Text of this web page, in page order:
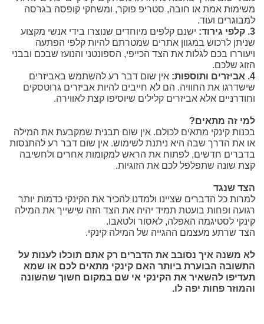
משימות אמת או חובה, סטריפ פוקר, ומשחקי קופסה בגרסה
למבוגרים ועוד.
3. קלפי גירוד:
ישנם קלפים מיוחדים שנוצרו בידי אנשי מקצוע
שניתן לרכוש במגוון אתרים שמטרתם להיות קלפי הפתעה
ויעוררו בכם לגלות את הצד הכייפי, הספונטני והנועז שבכם ובבני
הזוג שלכם.
4. אביזרים ותוספות:
אין שום דבר רע להשתמש באביזרים
שישדרגו את החוויה. הם לא חייבים להיות אביזרים גרוטסקים
וחודרניים אלא אביזרים קלילים שיוסיפו קצת לאווירה.
למי זה מתאים?
בכנות קינקי מתאים לכולם. אין שום תבנית שמקבעת את המילה
או את הדרך שבה היא ניתנת לשימוש. אין שום דבר רע להתנסות
בדברים חדשים, לפתוח את הראש למקומות אחרים ולחשיבה
קצת שונה שתפלפל לכם את הזוגיות.
הצד שנגד
למרות כל הדברים שציינו ולמדנו להכיר את הקינקי כדמות יותר
רגועה ופחות בועטת תמיד יהיה את הצד הזה שישייך את המילה
קינקי לסטיגמה האפלה, לאסור ולטאבו.
הצד שרתע מעצמם ההגייה של המילה קינקי.
לא משנה איך נסובב את הדברים רק אתם תוכלו לענות על
התשובה הבוערת ביותר האם קינקי מתאים לכם או שמא
תעדיפו להשאיר את הקינקי אי שם במקום חשוך שהשונה
והמוזר פחות יפה לו.